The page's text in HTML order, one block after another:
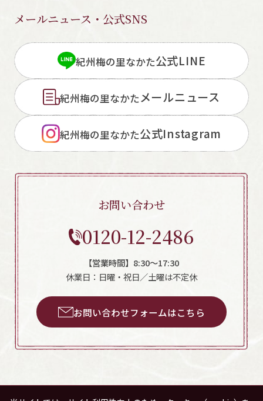
メールニュース・公式SNS
紀州梅の里なかた公式LINE
紀州梅の里なかたメールニュース
紀州梅の里なかた公式Instagram
お問い合わせ
0120-12-2486
【営業時間】8:30～17:30
休業日：日曜・祝日／土曜は不定休
お問い合わせフォームはこちら